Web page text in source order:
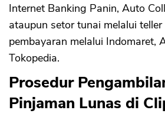
Internet Banking Panin, Auto
ataupun setor tunai melalui
pembayaran melalui Indomaret,
Tokopedia.
Prosedur
Pinjaman Lunas di